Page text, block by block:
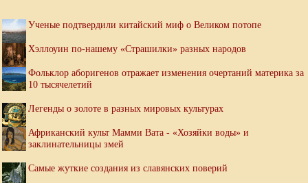
Ученые подтвердили китайский миф о Великом потопе
Хэллоуин по-нашему «Страшилки» разных народов
Фольклор аборигенов отражает изменения очертаний материка за
10 тысячелетий
Легенды о золоте в разных мировых культурах
Африканский культ Мамми Вата - «Хозяйки воды» и
заклинательницы змей
Самые жуткие создания из славянских поверий